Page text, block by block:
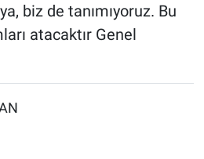
biz de tanımıyoruz. Bu
atacaktır Genel